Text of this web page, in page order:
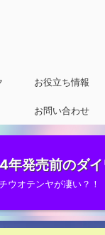
お役立ち情報
お問い合わせ
年発売前のダ
ウオテンヤが凄い？！